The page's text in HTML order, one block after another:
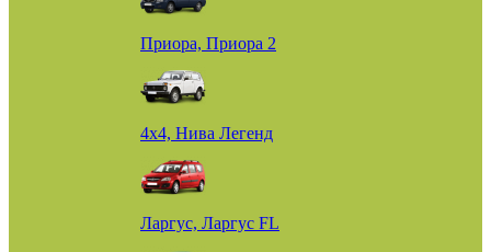
Приора, Приора 2
4х4, Нива Легенд
Ларгус, Ларгус FL